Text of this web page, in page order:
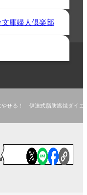
庫婦人倶楽部
やせる！ 伊達式脂肪燃焼ダイエ